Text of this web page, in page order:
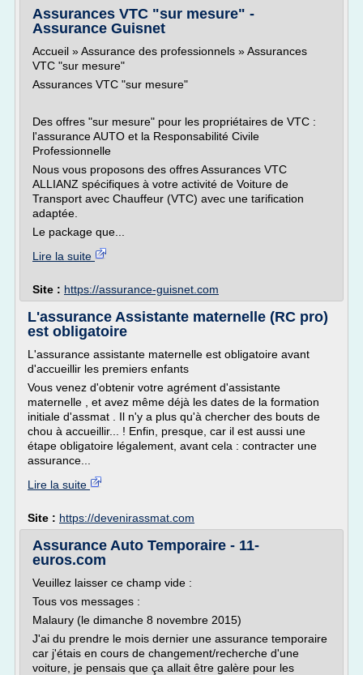
Assurances VTC "sur mesure" -
Assurance Guisnet
Accueil » Assurance des professionnels » Assurances
VTC "sur mesure"
Assurances VTC "sur mesure"
Des offres "sur mesure" pour les propriétaires de VTC :
l'assurance AUTO et la Responsabilité Civile
Professionnelle
Nous vous proposons des offres Assurances VTC
ALLIANZ spécifiques à votre activité de Voiture de
Transport avec Chauffeur (VTC) avec une tarification
adaptée.
Le package que...
Lire la suite
Site : https://assurance-guisnet.com
L'assurance Assistante maternelle (RC pro)
est obligatoire
L'assurance assistante maternelle est obligatoire avant
d'accueillir les premiers enfants
Vous venez d'obtenir votre agrément d'assistante
maternelle , et avez même déjà les dates de la formation
initiale d'assmat . Il n'y a plus qu'à chercher des bouts de
chou à accueillir... ! Enfin, presque, car il est aussi une
étape obligatoire légalement, avant cela : contracter une
assurance...
Lire la suite
Site : https://devenirassmat.com
Assurance Auto Temporaire - 11-
euros.com
Veuillez laisser ce champ vide :
Tous vos messages :
Malaury (le dimanche 8 novembre 2015)
J'ai du prendre le mois dernier une assurance temporaire
car j'étais en cours de changement/recherche d'une
voiture, je pensais que ça allait être galère pour les